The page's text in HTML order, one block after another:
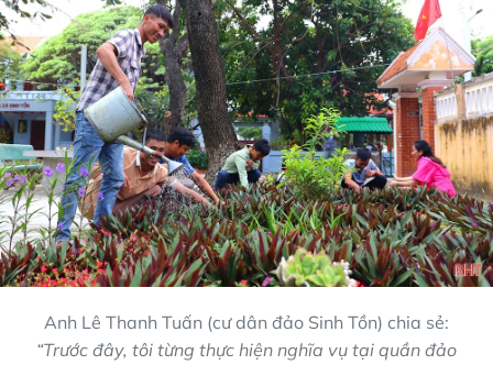
Anh Lê Thanh Tuấn (cư dân đảo Sinh Tồn) chia sẻ:
“Trước đây, tôi từng thực hiện nghĩa vụ tại quần đảo